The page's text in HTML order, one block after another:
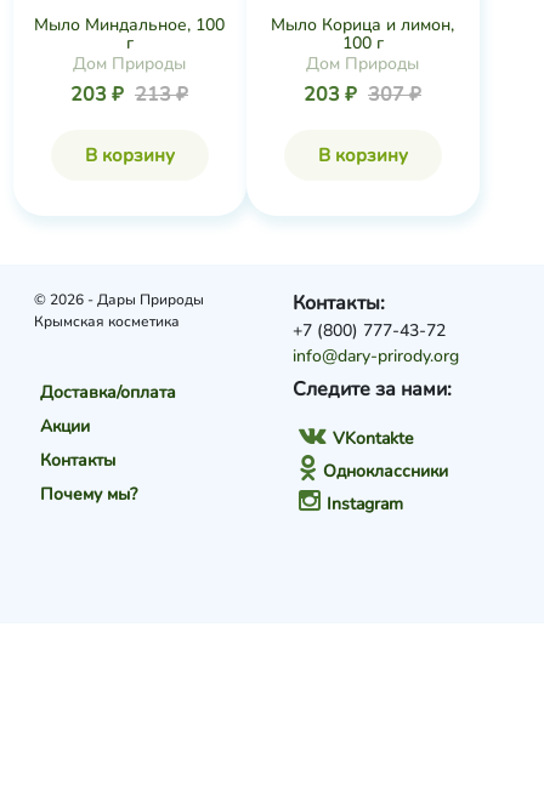
Мыло Миндальное, 100
г
Дом Природы
203 ₽ 213 ₽
В корзину
Мыло Корица и лимон,
100 г
Дом Природы
203 ₽ 307 ₽
В корзину
© 2026 - Дары Природы
Крымская косметика
Доставка/оплата
Акции
Контакты
Почему мы?
Следите за нами:
VKontakte
Одноклассники
Instagram
Контакты:
+7 (800) 777-43-72
info@dary-prirody.org